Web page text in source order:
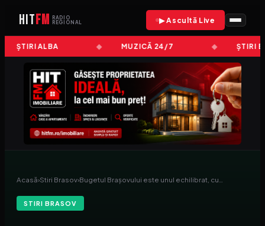
HITFM
RADIO
REGIONAL
▶ Ascultă Live
ȘTIRI ALBA MUZICĂ 24/7 ȘTIRI
Acasă›Stiri Brasov›Bugetul Brașovului este unul echilibrat, cu…
STIRI BRASOV